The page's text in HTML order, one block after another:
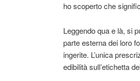
ho scoperto che
Leggendo qua e là, si
parte esterna dei loro
ingerite. L’unica
edibilità sull’etichetta